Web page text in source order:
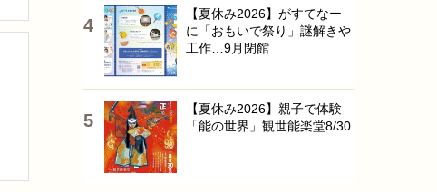
【夏休み2026】がすてなー
に「おもいで祭り」謎解きや
工作…9月閉館
【夏休み2026】親子で体験
「能の世界」観世能楽堂8/30